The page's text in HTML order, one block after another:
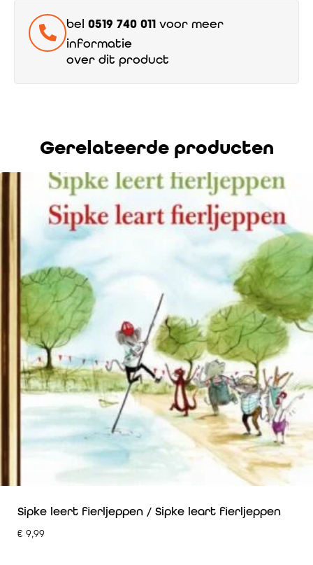
bel 0519 740 011 voor meer
informatie
over dit product
Gerelateerde producten
Sipke leert fierljeppen / Sipke leart fierljeppen
€ 9,99